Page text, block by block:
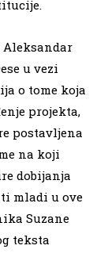
Aleksandar
u vezi
o tome koja
projekta,
postavljena
na koji
dobijanja
mladi u ove
Suzane
teksta